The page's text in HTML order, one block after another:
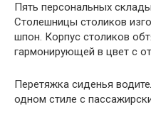
Пять персональных
Столешницы столиков
шпон. Корпус столиков
гармонирующей в цвет с
Перетяжка сиденья
одном стиле с